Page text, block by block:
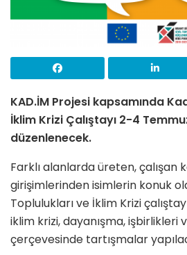
KAD.İM Projesi kapsamında
İklim Krizi Çalıştayı 2-4
düzenlenecek.
Farklı alanlarda üreten, çalışan
girişimlerinden isimlerin konuk
Toplulukları ve İklim Krizi
iklim krizi, dayanışma, işbirlikleri
çerçevesinde tartışmalar